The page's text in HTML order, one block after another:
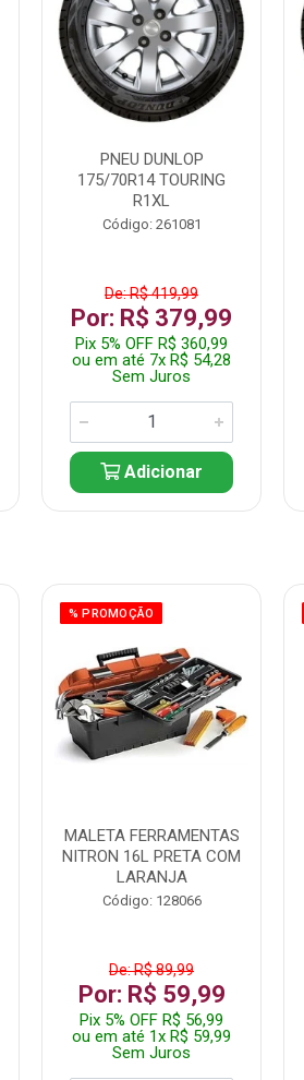
PNEU DUNLOP
175/70R14 TOURING
R1XL
Código: 261081
De: R$ 419,99
Por: R$ 379,99
Pix 5% OFF R$ 360,99
ou em até 7x R$ 54,28
Sem Juros
Adicionar
% PROMOÇÃO
MALETA FERRAMENTAS
NITRON 16L PRETA COM
LARANJA
Código: 128066
De: R$ 89,99
Por: R$ 59,99
Pix 5% OFF R$ 56,99
ou em até 1x R$ 59,99
Sem Juros